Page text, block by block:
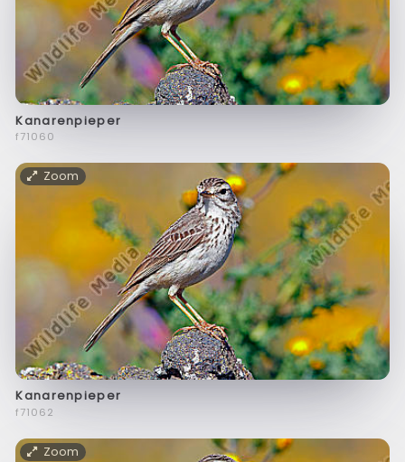
Kanarenpieper
f71060
Zoom
Kanarenpieper
f71062
Zoom